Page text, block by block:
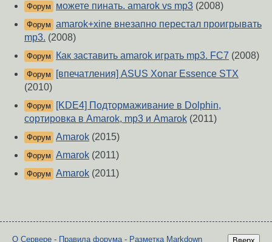
Форум можете пинать. amarok vs mp3 (2008)
Форум amarok+xine внезапно перестал проигрывать
mp3. (2008)
Форум Как заставить amarok играть mp3. FC7 (2008)
Форум
[впечатления] ASUS Xonar Essence STX
(2010)
Форум
[KDE4] Подтормаживание в Dolphin,
сортировка в Amarok, mp3 и Amarok (2011)
Форум Amarok (2015)
Форум Amarok (2011)
Форум Amarok (2011)
О Сервере - Правила форума- Разметка Markdown